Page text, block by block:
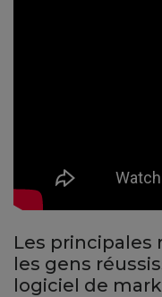
Les principales
les gens
logiciel de